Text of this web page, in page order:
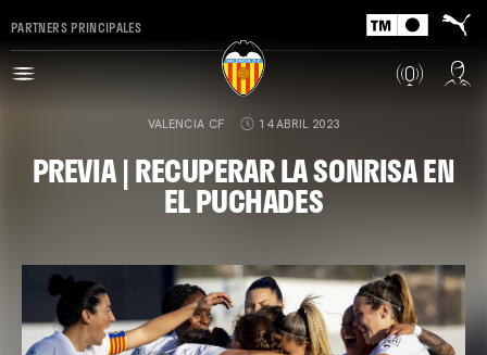
PARTNERS PRINCIPALES
VALENCIA CF 14 ABRIL 2023
PREVIA | RECUPERAR LA SONRISA EN
EL PUCHADES